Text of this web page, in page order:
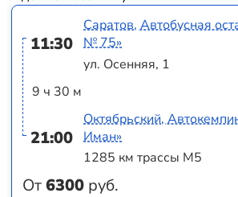
11:30
9 ч 30 м
21:00
От6300 руб.
Саратов, Автобусная
№ 75»
ул. Осенняя, 1
Октябрьский,
Иман»
1285 км трассы М5